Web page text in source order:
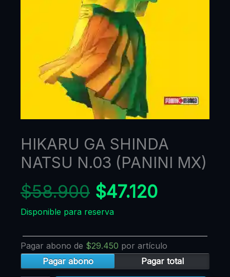
HIKARU GA SHINDA
NATSU N.03 (PANINI MX)
$58.900 $47.120
Disponible para reserva
Pagar abono de $29.450 por artículo
Pagar abono
Pagar total